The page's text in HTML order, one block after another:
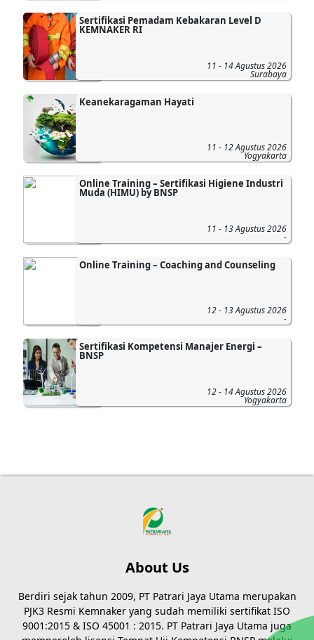
Sertifikasi Pemadam Kebakaran Level D
KEMNAKER RI
11 - 14 Agustus 2026
Surabaya
Keanekaragaman Hayati
11 - 12 Agustus 2026
Yogyakarta
Online Training – Sertifikasi Higiene Industri
Muda (HIMU) by BNSP
11 - 13 Agustus 2026
-
Online Training – Coaching and Counseling
12 - 13 Agustus 2026
-
Sertifikasi Kompetensi Manajer Energi –
BNSP
12 - 14 Agustus 2026
Yogyakarta
About Us
Berdiri sejak tahun 2009, PT Patrari Jaya Utama merupakan
PJK3 Resmi Kemnaker yang sudah memiliki sertifikat ISO
9001:2015 & ISO 45001 : 2015. PT Patrari Jaya Utama juga